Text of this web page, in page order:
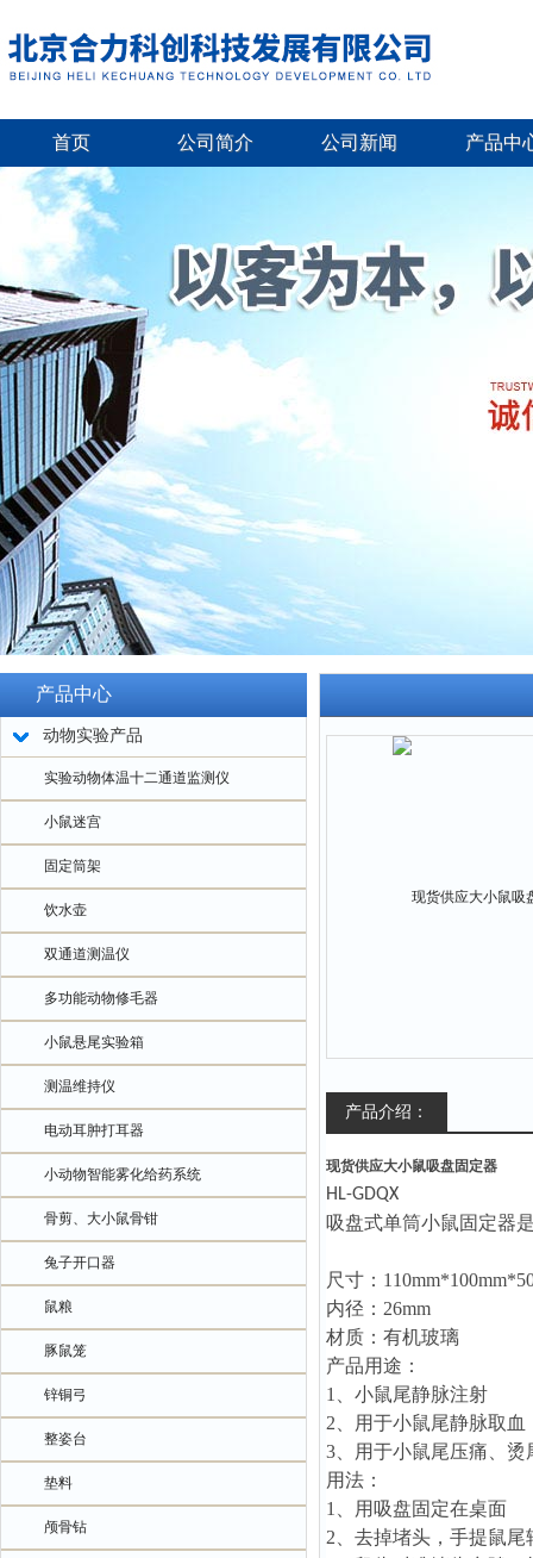
首页 公司简介 公司新闻 产品中
产品中心
动物实验产品
实验动物体温十二通道监测仪
小鼠迷宫
固定筒架
饮水壶
双通道测温仪
多功能动物修毛器
小鼠悬尾实验箱
测温维持仪
电动耳肿打耳器
小动物智能雾化给药系统
骨剪、大小鼠骨钳
兔子开口器
鼠粮
豚鼠笼
锌铜弓
整姿台
垫料
颅骨钻
产品介绍：
现货供应大小鼠吸盘固定器
HL-GDQX
吸盘式单筒小鼠固定器
尺寸：
内径： 26mm
材质：有机玻璃
产品用途：
1、 小鼠尾静脉注射
2、
用于小鼠尾静脉取血
3、
用于小鼠尾压痛、
用法：
1、
用吸盘固定在桌面
2、 去掉堵头，手提鼠尾